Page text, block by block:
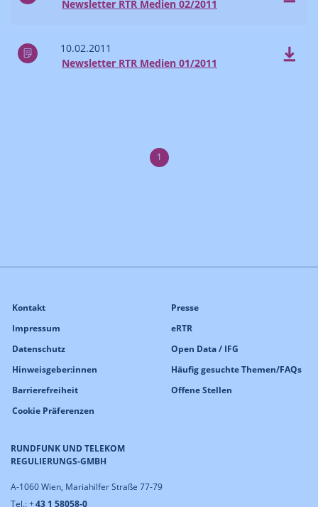
Newsletter RTR Medien 02/2011
10.02.2011
Newsletter RTR Medien 01/2011
1
RUNDFUNK UND TELEKOM
REGULIERUNGS-GMBH
A-1060 Wien, Mariahilfer Straße 77-79
Tel.: +43 1 58058-0
Kontakt
Impressum
Datenschutz
Hinweisgeber:innen
Barrierefreiheit
Cookie Präferenzen
Presse
eRTR
Open Data / IFG
Häufig gesuchte Themen/FAQs
Offene Stellen